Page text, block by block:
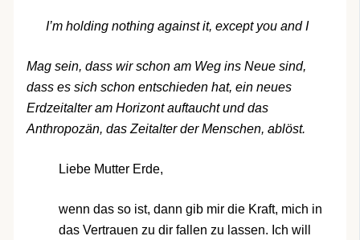
I’m holding nothing against it, except you and I
Mag sein, dass wir schon am Weg ins Neue sind,
dass es sich schon entschieden hat, ein neues
Erdzeitalter am Horizont auftaucht und das
Anthropozän, das Zeitalter der Menschen, ablöst.
Liebe Mutter Erde,
wenn das so ist, dann gib mir die Kraft, mich in
das Vertrauen zu dir fallen zu lassen. Ich will